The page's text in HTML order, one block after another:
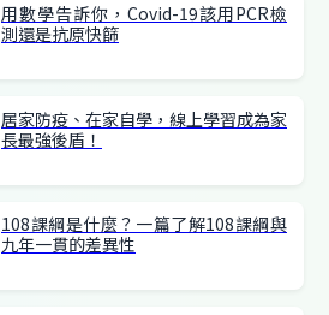
用數學告訴你，Covid-19該用PCR檢
測還是抗原快篩
居家防疫、在家自學，線上學習成為家
長最強後盾！
108課綱是什麼？一篇了解108課綱與
九年一貫的差異性